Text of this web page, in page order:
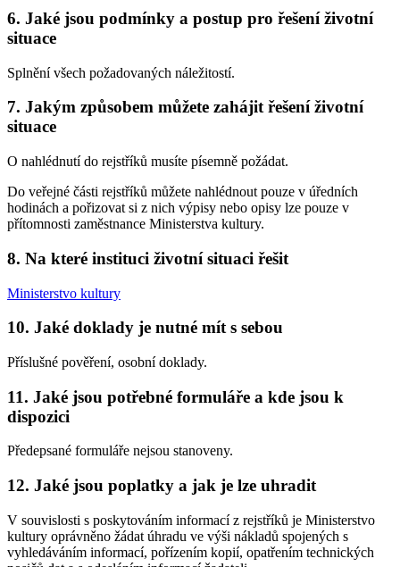
6. Jaké jsou podmínky a postup pro řešení životní
situace
Splnění všech požadovaných náležitostí.
7. Jakým způsobem můžete zahájit řešení životní
situace
O nahlédnutí do rejstříků musíte písemně požádat.
Do veřejné části rejstříků můžete nahlédnout pouze v úředních
hodinách a pořizovat si z nich výpisy nebo opisy lze pouze v
přítomnosti zaměstnance Ministerstva kultury.
8. Na které instituci životní situaci řešit
Ministerstvo kultury
10. Jaké doklady je nutné mít s sebou
Příslušné pověření, osobní doklady.
11. Jaké jsou potřebné formuláře a kde jsou k
dispozici
Předepsané formuláře nejsou stanoveny.
12. Jaké jsou poplatky a jak je lze uhradit
V souvislosti s poskytováním informací z rejstříků je Ministerstvo
kultury oprávněno žádat úhradu ve výši nákladů spojených s
vyhledáváním informací, pořízením kopií, opatřením technických